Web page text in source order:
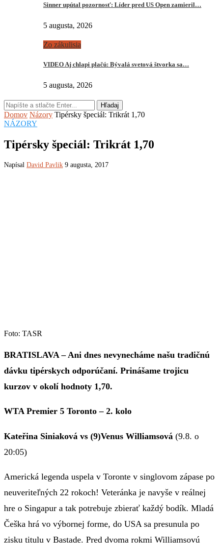
Sinner upútal pozornosť: Líder pred US Open zamieril…
5 augusta, 2026
Zo zákulisia
VIDEO Aj chlapi plačú: Bývalá svetová štvorka sa…
5 augusta, 2026
Hľadaj
Domov Názory Tipérsky špeciál: Trikrát 1,70
NÁZORY
Tipérsky špeciál: Trikrát 1,70
Napísal David Pavlik 9 augusta, 2017
Foto: TASR
BRATISLAVA – Ani dnes nevynecháme našu tradičnú
dávku tipérskych odporúčaní. Prinášame trojicu
kurzov v okolí hodnoty 1,70.
WTA Premier 5 Toronto – 2. kolo
Kateřina Siniaková vs (9)Venus Williamsová (9.8. o
20:05)
Americká legenda uspela v Toronte v singlovom zápase po
neuveriteľných 22 rokoch! Veteránka je navyše v reálnej
hre o Singapur a tak potrebuje zbierať každý bodík. Mladá
Češka hrá vo výbornej forme, do USA sa presunula po
zisku titulu v Bastade. Pred dvoma rokmi Williamsovú